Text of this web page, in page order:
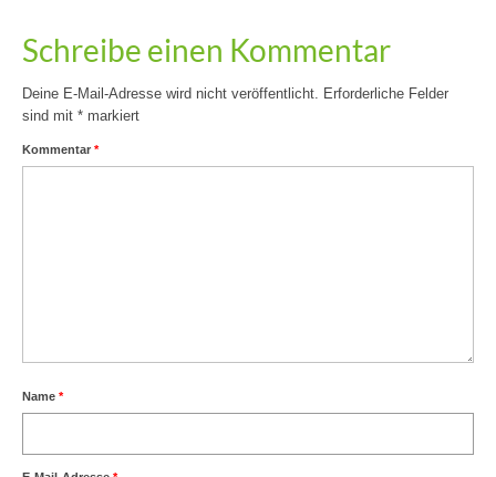
Schreibe einen Kommentar
Deine E-Mail-Adresse wird nicht veröffentlicht. Erforderliche Felder
sind mit * markiert
Kommentar *
Name *